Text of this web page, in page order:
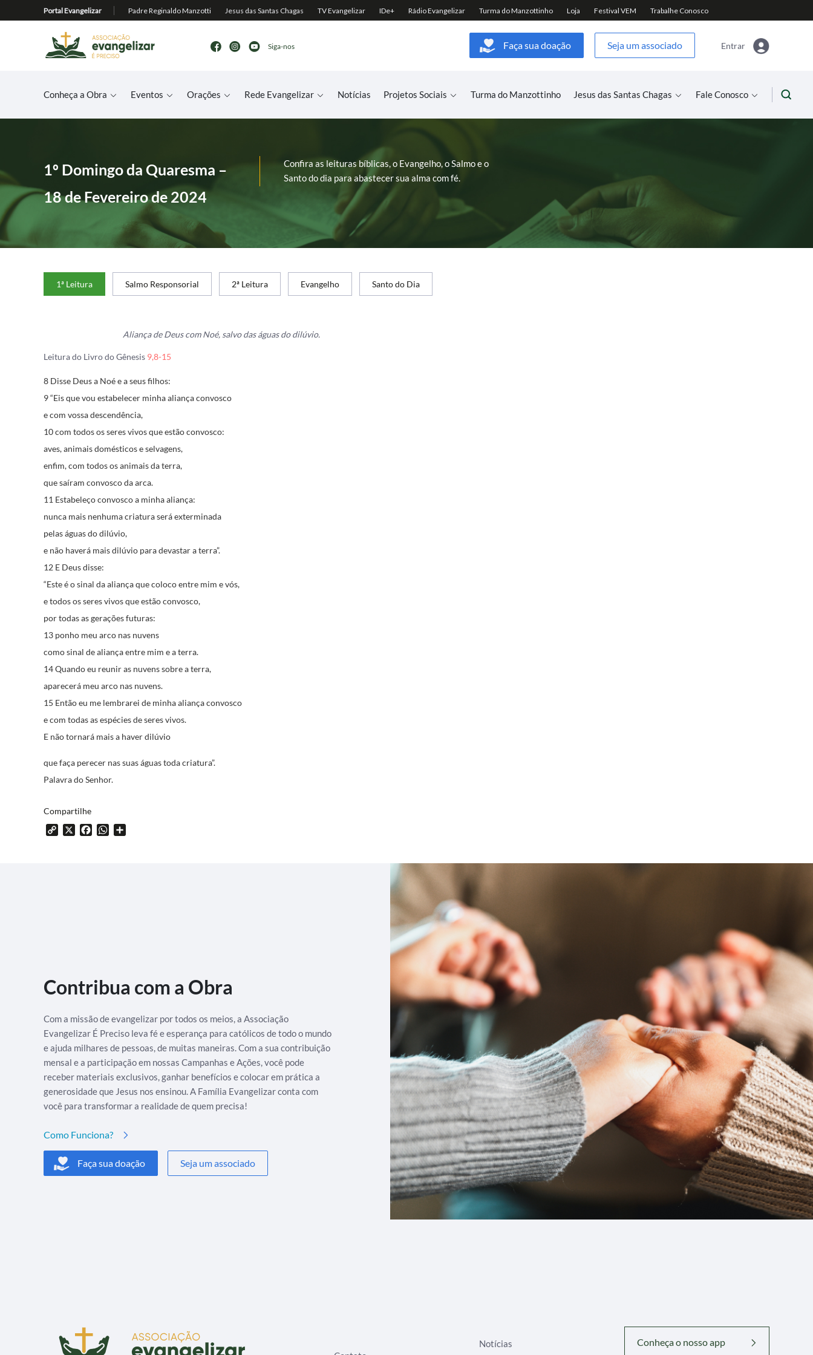
Siga-nos Faça sua doação Seja um associado Entrar
Conheça a Obra Eventos Orações Rede Evangelizar Notícias Projetos Sociais Turma do Manzottinho Jesus das Santas Chagas Fale Conosco
1º Domingo da Quaresma –
18 de Fevereiro de 2024
Confira as leituras bíblicas, o Evangelho, o Salmo e o
Santo do dia para abastecer sua alma com fé.
1ª Leitura Salmo Responsorial 2ª Leitura Evangelho Santo do Dia
Aliança de Deus com Noé, salvo das águas do dilúvio.
Leitura do Livro do Gênesis 9,8-15
8 Disse Deus a Noé e a seus filhos:
9 “Eis que vou estabelecer minha aliança convosco
e com vossa descendência,
10 com todos os seres vivos que estão convosco:
aves, animais domésticos e selvagens,
enfim, com todos os animais da terra,
que saíram convosco da arca.
11 Estabeleço convosco a minha aliança:
nunca mais nenhuma criatura será exterminada
pelas águas do dilúvio,
e não haverá mais dilúvio para devastar a terra”.
12 E Deus disse:
“Este é o sinal da aliança que coloco entre mim e vós,
e todos os seres vivos que estão convosco,
por todas as gerações futuras:
13 ponho meu arco nas nuvens
como sinal de aliança entre mim e a terra.
14 Quando eu reunir as nuvens sobre a terra,
aparecerá meu arco nas nuvens.
15 Então eu me lembrarei de minha aliança convosco
e com todas as espécies de seres vivos.
E não tornará mais a haver dilúvio
que faça perecer nas suas águas toda criatura”.
Palavra do Senhor.
Compartilhe
Copy
FacebookWhatsApp
Contribua com a Obra
Com a missão de evangelizar por todos os meios, a Associação
Evangelizar É Preciso leva fé e esperança para católicos de todo o mundo
e ajuda milhares de pessoas, de muitas maneiras. Com a sua contribuição
mensal e a participação em nossas Campanhas e Ações, você pode
receber materiais exclusivos, ganhar benefícios e colocar em prática a
generosidade que Jesus nos ensinou. A Família Evangelizar conta com
você para transformar a realidade de quem precisa!
Como Funciona?
Faça sua doação Seja um associado
Notícias Conheça o nosso app